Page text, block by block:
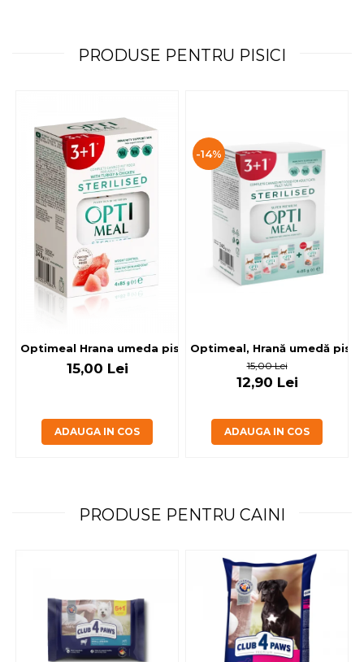
PRODUSE PENTRU PISICI
Optimeal Hrana umeda pisici
15,00 Lei
ADAUGA IN COS
-14%
Optimeal, Hrană umedă
15,00 Lei
12,90 Lei
ADAUGA IN COS
PRODUSE PENTRU CAINI